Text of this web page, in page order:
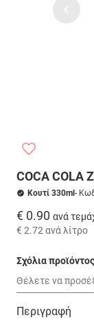
COCA COLA
Κουτί 330ml -
€ 0.90 ανά
€ 2.72 ανά λίτρο
Σχόλια προϊόντος
Περιγραφή